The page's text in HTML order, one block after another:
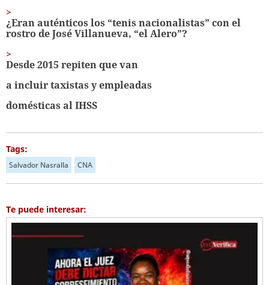
¿Eran auténticos los “tenis nacionalistas” con el
rostro de José Villanueva, “el Alero”?
Desde 2015 repiten que van
a incluir taxistas y empleadas
domésticas al IHSS
Tags:
Salvador Nasralla CNA
Te puede interesar: